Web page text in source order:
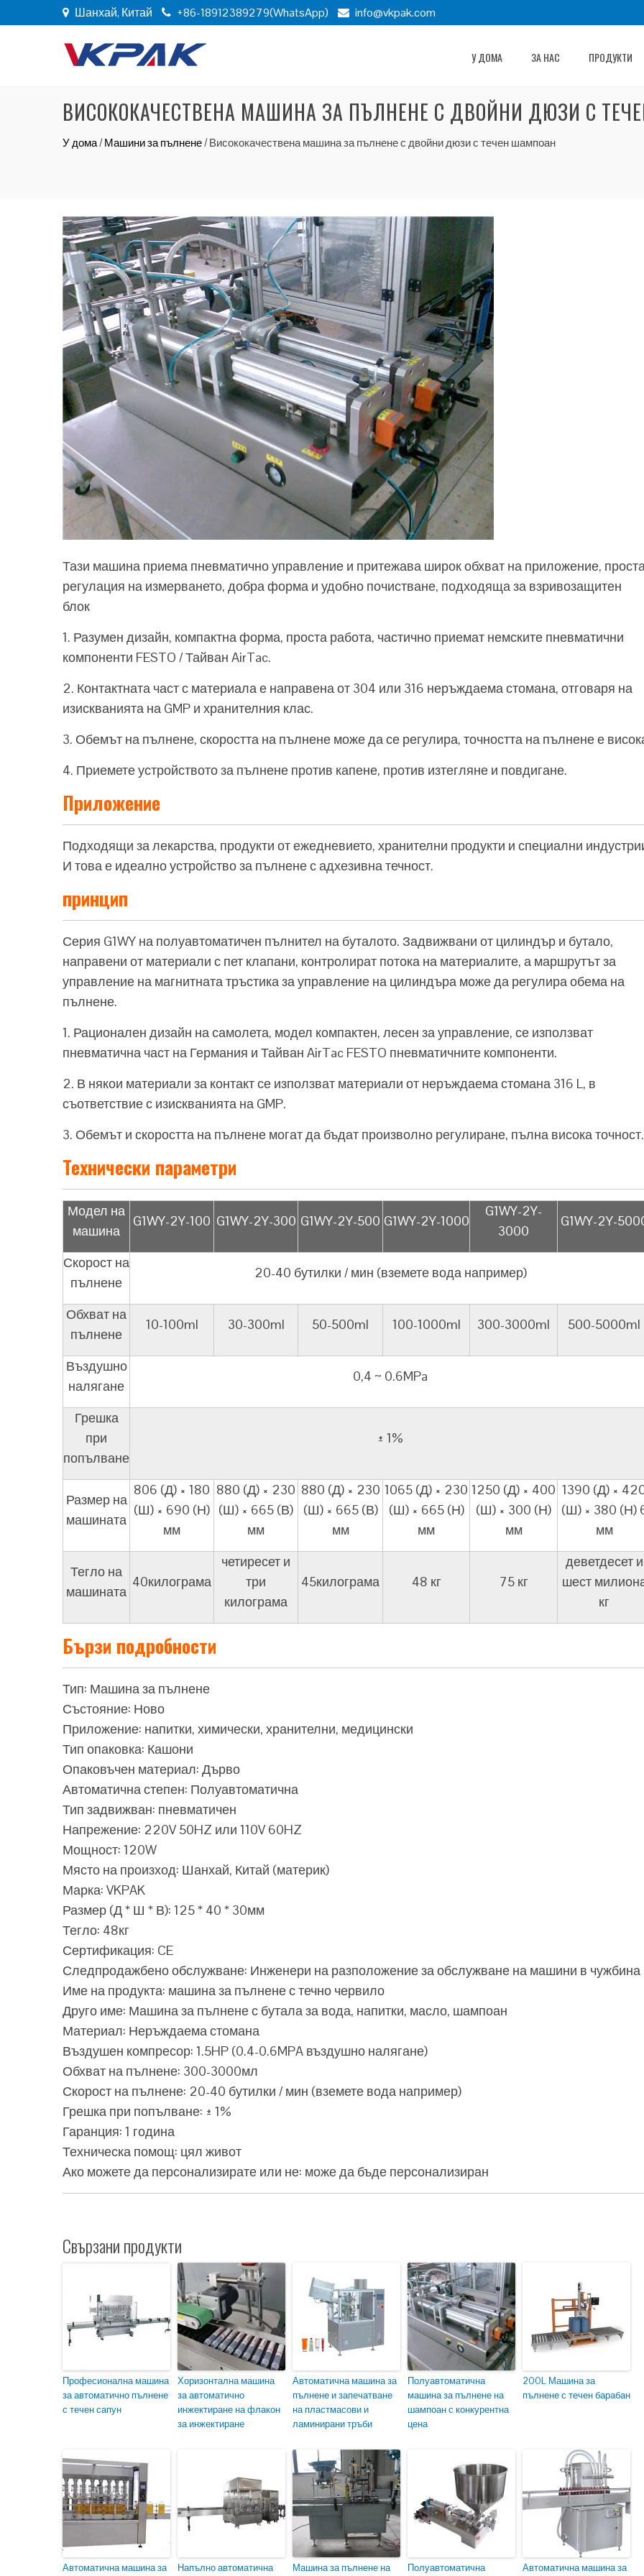
Шанхай, Китай +86-18912389279(WhatsApp) info@vkpak.com
У ДОМА ЗА НАС ПРОДУКТИ
ВИСОКОКАЧЕСТВЕНА МАШИНА ЗА ПЪЛНЕНЕ С ДВОЙНИ ДЮЗИ С
У дома/Машини за пълнене/Висококачествена машина за пълнене с двойни дюзи с течен шампоан
Тази машина приема пневматично управление и притежава широк обхват на приложение,
регулация на измерването, добра форма и удобно почистване, подходяща за взривозащитен
блок
1. Разумен дизайн, компактна форма, проста работа, частично приемат немските пневматични
компоненти FESTO / Тайван AirTac.
2. Контактната част с материала е направена от 304 или 316 неръждаема стомана, отговаря на
изискванията на GMP и хранителния клас.
3. Обемът на пълнене, скоростта на пълнене може да се регулира, точността на пълнене е
4. Приемете устройството за пълнене против капене, против изтегляне и повдигане.
Приложение
Подходящи за лекарства, продукти от ежедневието, хранителни продукти и специални
И това е идеално устройство за пълнене с адхезивна течност.
принцип
Серия G1WY на полуавтоматичен пълнител на буталото. Задвижвани от цилиндър и бутало,
направени от материали с пет клапани, контролират потока на материалите, а маршрутът за
управление на магнитната тръстика за управление на цилиндъра може да регулира обема на
пълнене.
1. Рационален дизайн на самолета, модел компактен, лесен за управление, се използват
пневматична част на Германия и Тайван AirTac FESTO пневматичните компоненти.
2. В някои материали за контакт се използват материали от неръждаема стомана 316 L, в
съответствие с изискванията на GMP.
3. Обемът и скоростта на пълнене могат да бъдат произволно регулиране, пълна висока точност.
Технически параметри
Модел на
машина
G1WY-2Y-100 G1WY-2Y-300 G1WY-2Y-500 G1WY-2Y-1000
G1WY-2Y-
3000
G1WY-2Y-
Скорост на
пълнене
20-40 бутилки / мин (вземете вода например)
Обхват на
пълнене
10-100ml 30-300ml 50-500ml 100-1000ml 300-3000ml 500-5000ml
Въздушно
налягане
0,4 ~ 0.6MPa
Грешка
при
попълване
± 1%
Размер на
машината
806 (Д) × 180
(Ш) × 690 (Н)
мм
880 (Д) × 230
(Ш) × 665 (В)
мм
880 (Д) × 230
(Ш) × 665 (В)
мм
1065 (Д) × 230
(Ш) × 665 (Н)
мм
1250 (Д) × 400
(Ш) × 300 (Н)
мм
1390 (Д) ×
(Ш) × 380 (Н)
мм
Тегло на
машината
40килограма
четиресет и
три
килограма
45килограма 48 кг 75 кг
деветдесет и
шест
кг
Бързи подробности
Тип: Машина за пълнене
Състояние: Ново
Приложение: напитки, химически, хранителни, медицински
Тип опаковка: Кашони
Опаковъчен материал: Дърво
Автоматична степен: Полуавтоматична
Тип задвижван: пневматичен
Напрежение: 220V 50HZ или 110V 60HZ
Мощност: 120W
Място на произход: Шанхай, Китай (материк)
Марка: VKPAK
Размер (Д * Ш * В): 125 * 40 * 30мм
Тегло: 48кг
Сертификация: CE
Следпродажбено обслужване: Инженери на разположение за обслужване на машини в чужбина
Име на продукта: машина за пълнене с течно червило
Друго име: Машина за пълнене с бутала за вода, напитки, масло, шампоан
Материал: Неръждаема стомана
Въздушен компресор: 1.5HP (0.4-0.6MPA въздушно налягане)
Обхват на пълнене: 300-3000мл
Скорост на пълнене: 20-40 бутилки / мин (вземете вода например)
Грешка при попълване: ± 1%
Гаранция: 1 година
Техническа помощ: цял живот
Ако можете да персонализирате или не: може да бъде персонализиран
Свързани продукти
Професионална машина
за автоматично пълнене
с течен сапун
Хоризонтална машина
за автоматично
инжектиране на флакон
за инжектиране
Автоматична машина за
пълнене и запечатване
на пластмасови и
ламинирани тръби
Полуавтоматична
машина за пълнене на
шампоан с конкурентна
цена
200L Машина за
пълнене с течен барабан
Автоматична машина за Напълно автоматична Машина за пълнене на Полуавтоматична Автоматична машина за